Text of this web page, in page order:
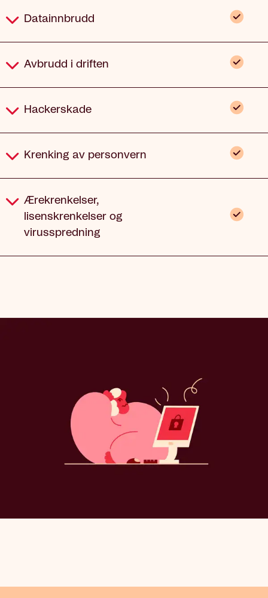
Datainnbrudd
Avbrudd i driften
Hackerskade
Krenking av personvern
Ærekrenkelser,
lisenskrenkelser og
virusspredning